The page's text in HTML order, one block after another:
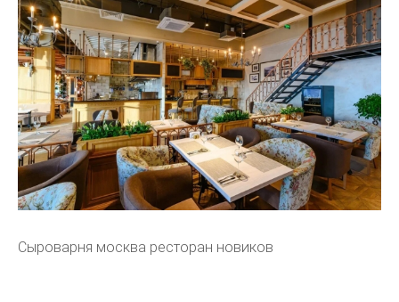
Сыроварня москва ресторан новиков